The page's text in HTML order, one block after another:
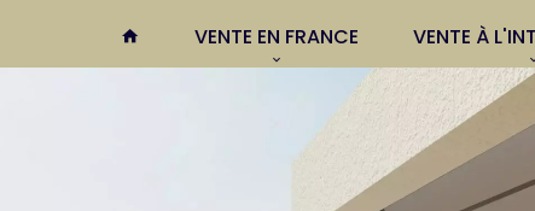
VENTE EN FRANCE VENTE À